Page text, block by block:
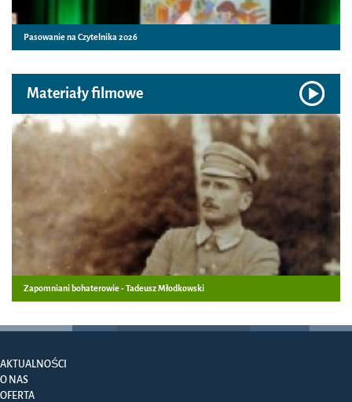
Pasowanie na Czytelnika 2026
Materiały filmowe
Zapomniani bohaterowie - Tadeusz Młodkowski
AKTUALNOŚCI
O NAS
OFERTA